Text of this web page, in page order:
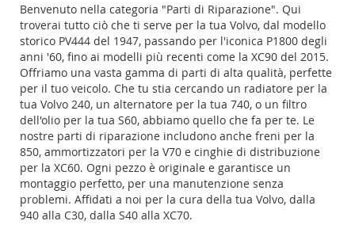
Benvenuto nella categoria "Parti di Riparazione". Qui
troverai tutto ciò che ti serve per la tua Volvo, dal modello
storico PV444 del 1947, passando per l'iconica P1800 degli
anni '60, fino ai modelli più recenti come la XC90 del 2015.
Offriamo una vasta gamma di parti di alta qualità, perfette
per il tuo veicolo. Che tu stia cercando un radiatore per la
tua Volvo 240, un alternatore per la tua 740, o un filtro
dell'olio per la tua S60, abbiamo quello che fa per te. Le
nostre parti di riparazione includono anche freni per la
850, ammortizzatori per la V70 e cinghie di distribuzione
per la XC60. Ogni pezzo è originale e garantisce un
montaggio perfetto, per una manutenzione senza
problemi. Affidati a noi per la cura della tua Volvo, dalla
940 alla C30, dalla S40 alla XC70.